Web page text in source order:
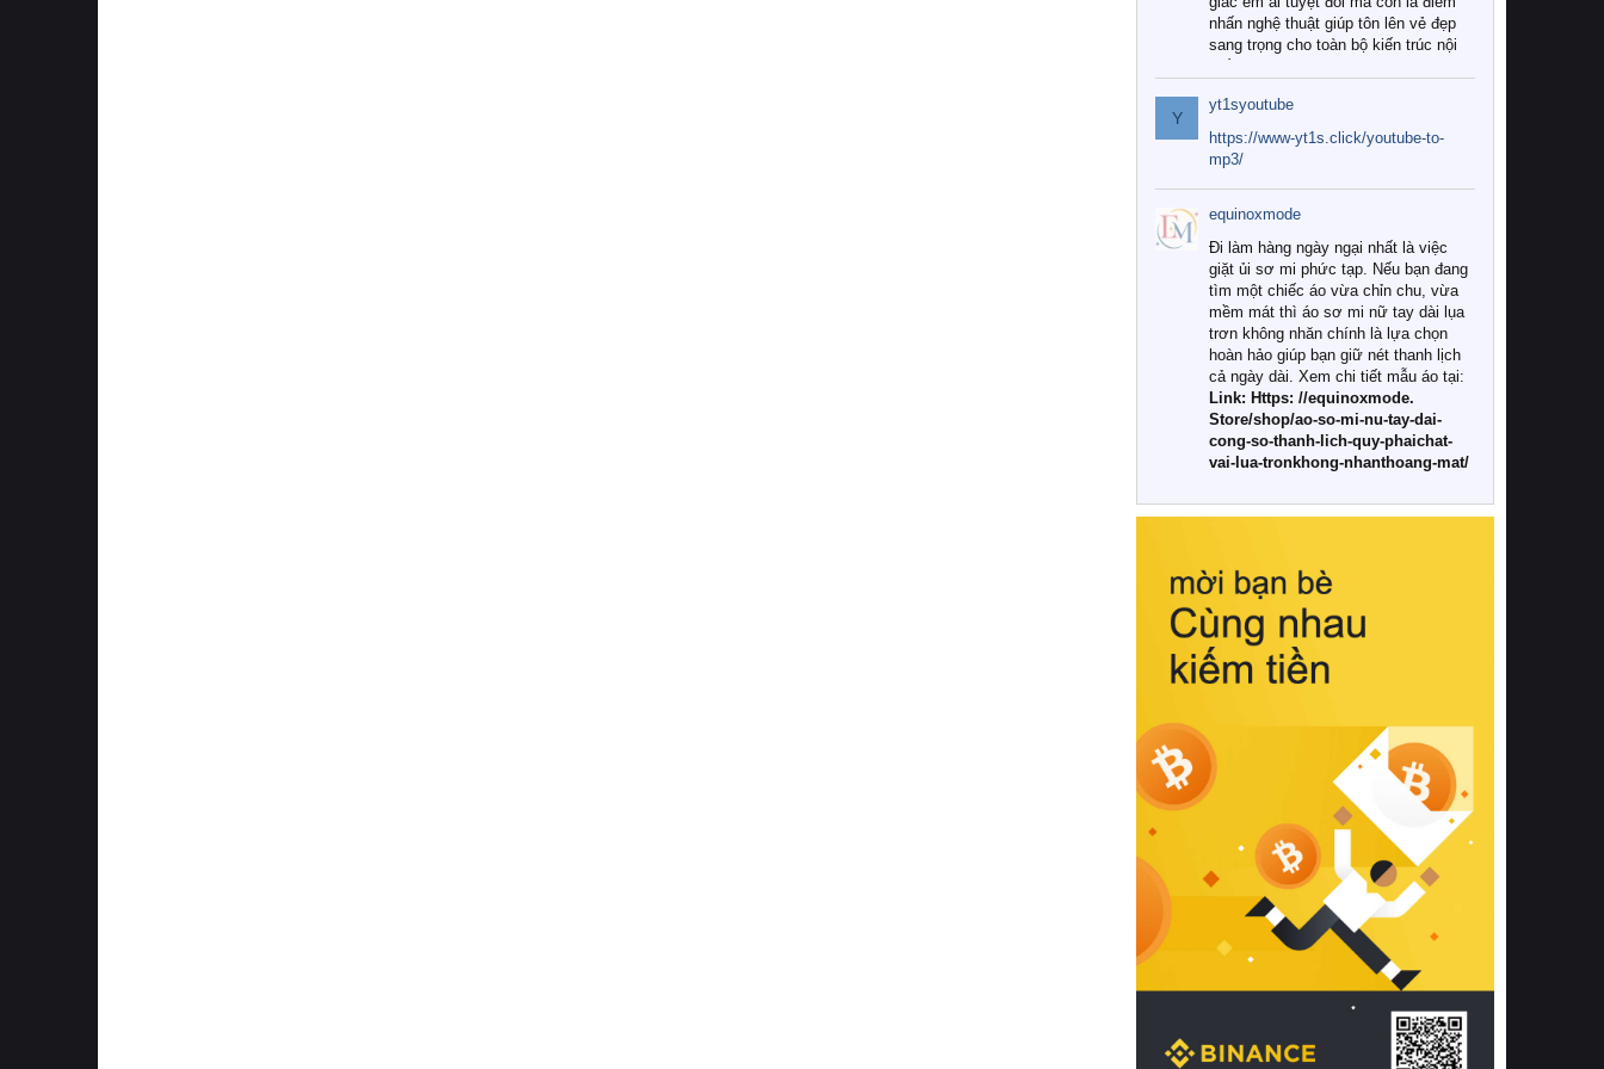
nhấn nghệ thuật giúp tôn lên vẻ đẹp
sang trọng cho toàn bộ kiến trúc nội
Tuy nhiên, giữa thị trường đa dạng
với vô vàn thương hiệu và mẫu mã
như hiện nay, làm thế nào để chọn
được những bộ chăn ga gối đệm cao
cấp thực sự chất lượng, phù hợp với
khí hậu và nhu cầu sử dụng của gia
đình? Hãy cùng chúng tôi đi tìm lời
giải đáp chi tiết qua bài viết dưới đây.
1. Tại sao các gia đình hiện đại lại ưa
chuộng chăn ga gối đệm cao cấp?
Khác với các dòng sản phẩm thông
thường, những bộ chăn ga gối đệm
cao cấp trải qua quy trình sản xuất
nghiêm ngặt từ khâu chọn lọc nguyên
liệu tự nhiên đến công nghệ dệt
nhuộm hiện đại không chứa hóa chất
này, bạn sẽ cảm nhận rõ rệt sự khác
hồi chuẩn xác của phần đệm nâng đỡ
cột sống.
Bên cạnh đó, việc lựa chọn các dòng
sản phẩm đạt chuẩn chất lượng quốc
tế còn giúp ngăn ngừa tình trạng kích
khuẩn và nấm mốc trong điều kiện
thời tiết nóng ẩm. Bạn có thể tìm hiểu
thêm các nghiên cứu khoa học về tác
động của giấc ngủ và môi trường
phòng ngủ đối với sức khỏe con
người tại Sleep Foundation (External
Link) để có cái nhìn toàn diện hơn.
2. Các tiêu chí vàng khi lựa chọn
chăn ga gối đệm cao cấp cho phòng
ngủ
Để sở hữu một bộ chăn ga gối đệm
cao cấp hoàn hảo cả về thẩm mỹ lẫn
công năng, người tiêu dùng cần cân
nhắc kỹ lưỡng các tiêu chí quan trọng
Y
yt1syoutube
https://www-yt1s.click/youtube-to-
mp3/
equinoxmode
Đi làm hàng ngày ngại nhất là việc
giặt ủi sơ mi phức tạp. Nếu bạn đang
tìm một chiếc áo vừa chỉn chu, vừa
mềm mát thì áo sơ mi nữ tay dài lụa
trơn không nhăn chính là lựa chọn
hoàn hảo giúp bạn giữ nét thanh lịch
cả ngày dài. Xem chi tiết mẫu áo tại:
Link: Https: //equinoxmode.
Store/shop/ao-so-mi-nu-tay-dai-
cong-so-thanh-lich-quy-phaichat-
vai-lua-tronkhong-nhanthoang-mat/